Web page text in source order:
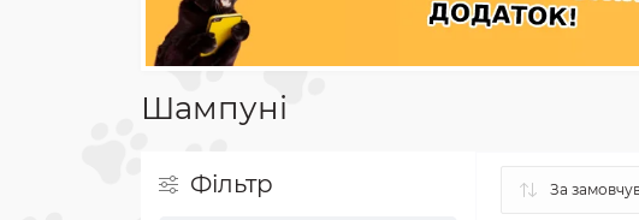
Шампуні
Фільтр